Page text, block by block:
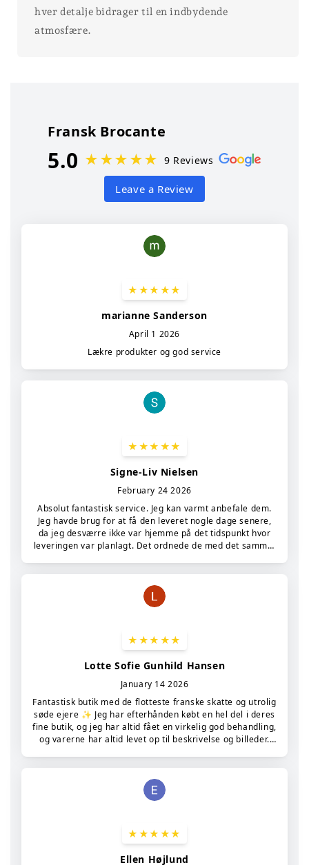
hver detalje bidrager til en indbydende
atmosfære.